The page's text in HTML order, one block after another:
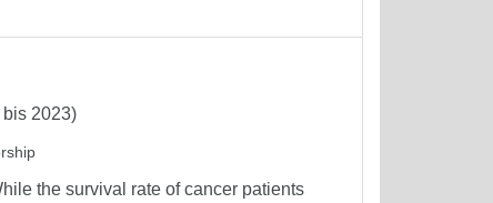
2023)
the survival rate of cancer patients